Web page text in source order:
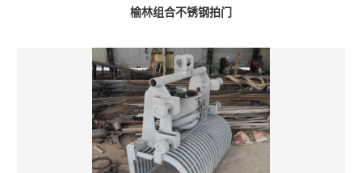
榆林组合不锈钢拍门